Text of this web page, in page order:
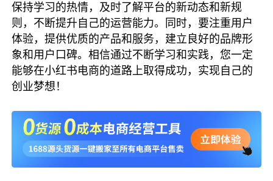
保持学习的热情，及时了解平台的新动态和新规
则，不断提升自己的运营能力。同时，要注重用户
体验，提供优质的产品和服务，建立良好的品牌形
象和用户口碑。相信通过不断学习和实践，您一定
能够在小红书电商的道路上取得成功，实现自己的
创业梦想！